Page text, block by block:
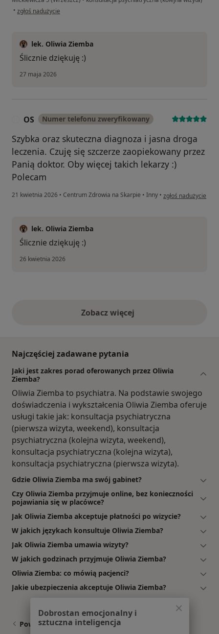
• w opinii użytkownika KK
zgłoś nadużycie
lek. Oliwia Ziemba
Ślicznie dziękuję :)
27 maja 2026
OS Numer telefonu zweryfikowany
Szybka oraz skuteczna diagnoza i jasna droga
leczenia. Czuję się szczerze zaopiekowany przez
Panią doktor. Oby więcej takich lekarzy :)
Polecam
21 kwietnia 2026 • Centrum Zdrowia na Skarpie • Inny • w opinii użytkownika
zgłoś nadużycie
lek. Oliwia Ziemba
Ślicznie dziękuję :)
26 kwietnia 2026
Zobacz więcejopinie powyżej
Najczęściej zadawane pytania
Jaki jest zakres porad oferowanych przez Oliwia
Ziemba?
Oliwia Ziemba to psychiatra. Na podstawie swojego
doświadczenia i wykształcenia Oliwia Ziemba oferuje
usługi takie jak: konsultacja psychiatryczna
(pierwsza wizyta, weekend), konsultacja
psychiatryczna (kolejna wizyta, weekend),
konsultacja psychiatryczna (kolejna wizyta),
konsultacja psychiatryczna (pierwsza wizyta).
Gdzie Oliwia Ziemba ma swój gabinet?
Czy Oliwia Ziemba przyjmuje online, bez konieczności
pojawiania się w placówce?
Jak Oliwia Ziemba akceptuje płatności po wizycie?
W jakich językach konsultuje Oliwia Ziemba?
Jak Oliwia Ziemba umawia wizyty?
W jakich godzinach przyjmuje Oliwia Ziemba?
Oliwia Ziemba: co mówią pacjenci?
Jakie ubezpieczenia akceptuje Oliwia Ziemba?
Powiązane wyszukiwania
Dobrostan emocjonalny i
sztuczna inteligencja